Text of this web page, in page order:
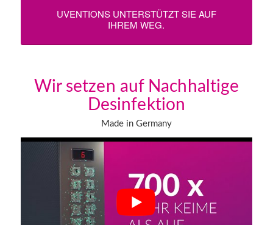
UVENTIONS UNTERSTÜTZT SIE AUF
IHREM WEG.
Wir setzen auf Nachhaltige
Desinfektion
Made in Germany